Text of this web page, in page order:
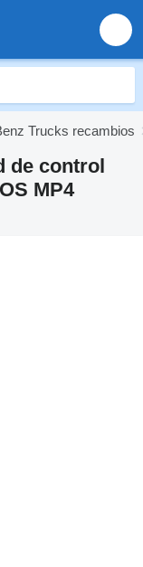
Trucks recambios
de control
MP4